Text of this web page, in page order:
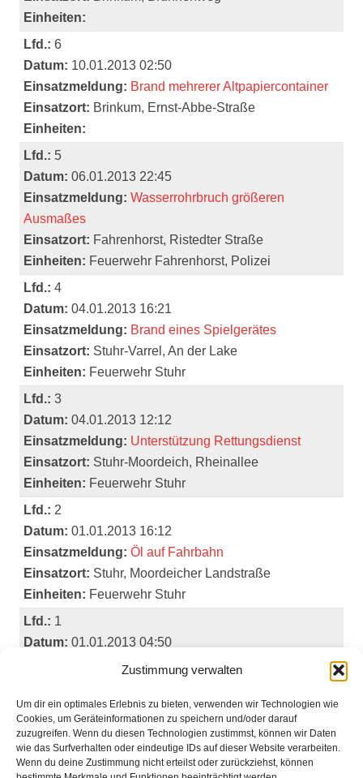
Zustimmung verwalten
Um dir ein optimales Erlebnis zu bieten, verwenden wir Technologien wie
Cookies, um Geräteinformationen zu speichern und/oder darauf
zuzugreifen. Wenn du diesen Technologien zustimmst, können wir Daten
wie das Surfverhalten oder eindeutige IDs auf dieser Website verarbeiten.
Wenn du deine Zustimmung nicht erteilst oder zurückziehst, können
Einheiten:
Lfd.: 6
Datum: 10.01.2013 02:50
Einsatzmeldung: Brand mehrerer Altpapiercontainer
Einsatzort: Brinkum, Ernst-Abbe-Straße
Einheiten:
Lfd.: 5
Datum: 06.01.2013 22:45
Einsatzmeldung: Wasserrohrbruch größeren
Ausmaßes
Einsatzort: Fahrenhorst, Ristedter Straße
Einheiten: Feuerwehr Fahrenhorst, Polizei
Lfd.: 4
Datum: 04.01.2013 16:21
Einsatzmeldung: Brand eines Spielgerätes
Einsatzort: Stuhr-Varrel, An der Lake
Einheiten: Feuerwehr Stuhr
Lfd.: 3
Datum: 04.01.2013 12:12
Einsatzmeldung: Unterstützung Rettungsdienst
Einsatzort: Stuhr-Moordeich, Rheinallee
Einheiten: Feuerwehr Stuhr
Lfd.: 2
Datum: 01.01.2013 16:12
Einsatzmeldung: Öl auf Fahrbahn
Einsatzort: Stuhr, Moordeicher Landstraße
Einheiten: Feuerwehr Stuhr
Lfd.: 1
Datum: 01.01.2013 04:50
Einsatzmeldung:
Brand von Altpapier
Einheiten: